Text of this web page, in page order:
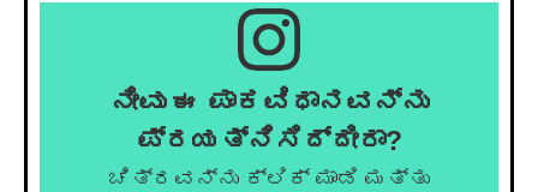
ನೀವು ಈ ಪಾಕವಿಧಾನವನ್ನು
ಪ್ರಯತ್ನಿಸಿದ್ದೀರಾ?
ಚಿತ್ರವನ್ನು ಕ್ಲಿಕ್ ಮಾಡಿ ಮತ್ತು